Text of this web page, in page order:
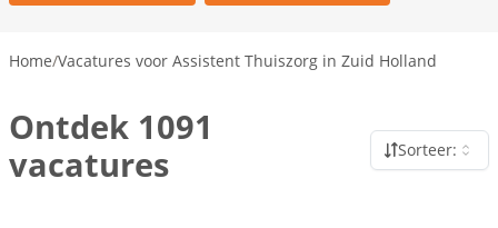
Home/Vacatures voor Assistent Thuiszorg in Zuid Holland
Ontdek 1091
vacatures
Sorteer: